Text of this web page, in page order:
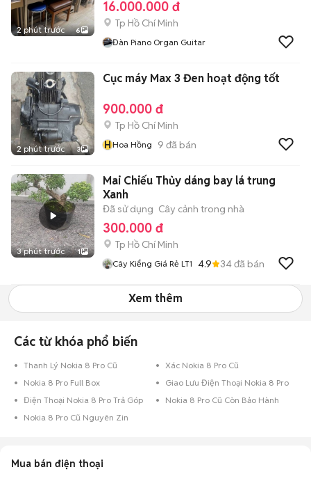
2 phút trước 6
16.000.000 đ
Tp Hồ Chí Minh
Đàn Piano Organ Guitar
2 phút trước 3
Cục máy Max 3 Đen hoạt động tốt
900.000 đ
Tp Hồ Chí Minh
HHoa Hồng 9 đã bán
3 phút trước 1
Mai Chiếu Thủy dáng bay lá trung
Xanh
Đã sử dụng Cây cảnh trong nhà
300.000 đ
Tp Hồ Chí Minh
Cây Kiểng Giá Rẻ LT1 4.9 34đã bán
Xem thêm
Các từ khóa phổ biến
Thanh Lý Nokia 8 Pro Cũ
Xác Nokia 8 Pro Cũ
Nokia 8 Pro Full Box
Giao Lưu Điện Thoại Nokia 8 Pro
Điện Thoại Nokia 8 Pro Trả Góp
Nokia 8 Pro Cũ Còn Bảo Hành
Nokia 8 Pro Cũ Nguyên Zin
Mua bán điện thoại